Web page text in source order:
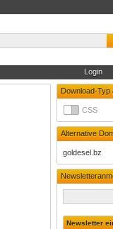
Login
Download-Typ
CSS
Alternative
goldesel.bz